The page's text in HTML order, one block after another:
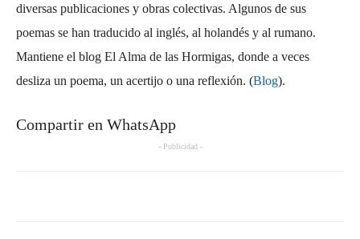
diversas publicaciones y obras colectivas. Algunos de sus
poemas se han traducido al inglés, al holandés y al rumano.
Mantiene el blog El Alma de las Hormigas, donde a veces
desliza un poema, un acertijo o una reflexión. (Blog).
Compartir en WhatsApp
- Publicidad -